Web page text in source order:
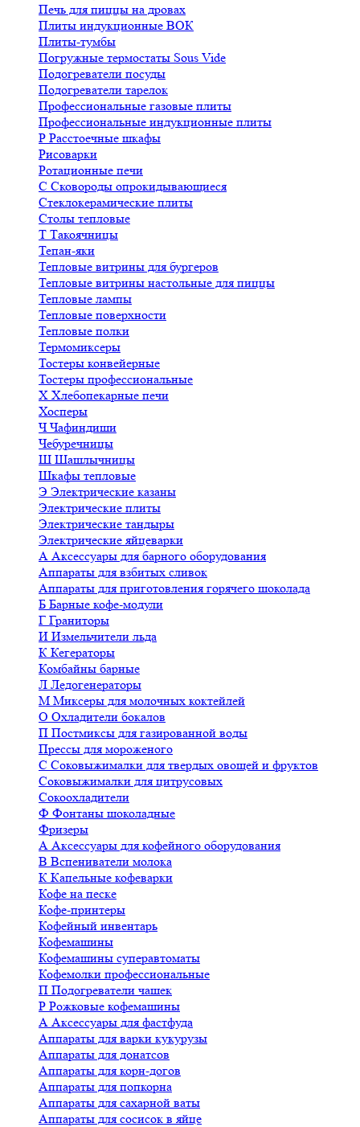
Печь для пиццы на дровах
Плиты индукционные ВОК
Плиты-тумбы
Погружные термостаты Sous Vide
Подогреватели посуды
Подогреватели тарелок
Профессиональные газовые плиты
Профессиональные индукционные плиты
Р Расстоечные шкафы
Рисоварки
Ротационные печи
С Сковороды опрокидывающиеся
Стеклокерамические плиты
Столы тепловые
Т Такоячницы
Тепан-яки
Тепловые витрины для бургеров
Тепловые витрины настольные для пиццы
Тепловые лампы
Тепловые поверхности
Тепловые полки
Термомиксеры
Тостеры конвейерные
Тостеры профессиональные
Х Хлебопекарные печи
Хосперы
ЧЧафиндиши
Чебуречницы
Ш Шашлычницы
Шкафы тепловые
Э Электрические казаны
Электрические плиты
Электрические тандыры
Электрические яйцеварки
А Аксессуары для барного оборудования
Аппараты для взбитых сливок
Аппараты для приготовления горячего шоколада
Б Барные кофе-модули
Г Граниторы
И Измельчители льда
К Кегераторы
Комбайны барные
Л Ледогенераторы
М Миксеры для молочных коктейлей
О Охладители бокалов
П Постмиксы для газированной воды
Прессы для мороженого
С Соковыжималки для твердых овощей и фруктов
Соковыжималки для цитрусовых
Сокоохладители
Ф Фонтаны шоколадные
Фризеры
А Аксессуары для кофейного оборудования
В Вспениватели молока
К Капельные кофеварки
Кофе на песке
Кофе-принтеры
Кофейный инвентарь
Кофемашины
Кофемашины суперавтоматы
Кофемолки профессиональные
П Подогреватели чашек
Р Рожковые кофемашины
А Аксессуары для фастфуда
Аппараты для варки кукурузы
Аппараты для донатсов
Аппараты для корн-догов
Аппараты для попкорна
Аппараты для сахарной ваты
Аппараты для сосисок в яйце